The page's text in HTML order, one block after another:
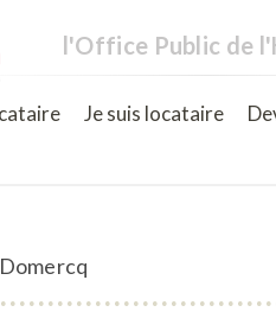
l'Office Public de
Je suis locataire
Domercq